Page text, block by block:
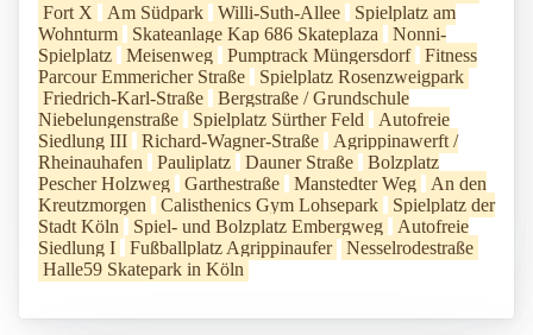
Fort X
Am Südpark Willi-Suth-Allee
Spielplatz am
Wohnturm
Skateanlage Kap 686 Skateplaza
Nonni-
Spielplatz
Meisenweg Pumptrack Müngersdorf
Fitness
Parcour Emmericher Straße
Spielplatz Rosenzweigpark
Friedrich-Karl-Straße
Bergstraße / Grundschule
Niebelungenstraße
Spielplatz Sürther Feld
Autofreie
Siedlung III
Richard-Wagner-Straße
Agrippinawerft /
Rheinauhafen
Pauliplatz Dauner Straße
Bolzplatz
Pescher Holzweg
Garthestraße Manstedter Weg
An den
Kreutzmorgen
Calisthenics Gym Lohsepark
Spielplatz der
Stadt Köln
Spiel- und Bolzplatz Embergweg
Autofreie
Siedlung I
Fußballplatz Agrippinaufer
Nesselrodestraße
Halle59 Skatepark in Köln